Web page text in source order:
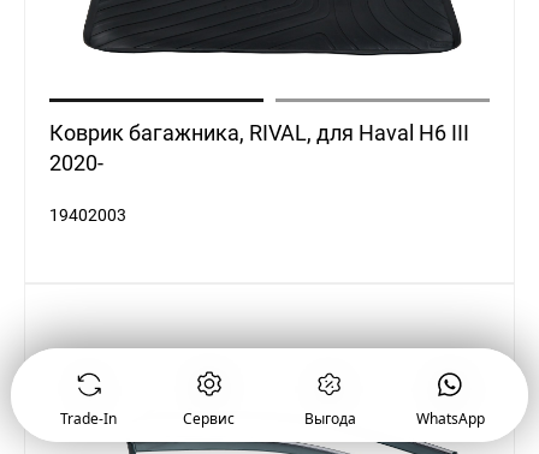
Коврик багажника, RIVAL, для Haval H6 III
2020-
19402003
Trade-In
Продать
автомобиль
Купить авто с
пробегом
Обменять
автомобиль
Купить
в кредит
Сервис Выгода
Узнать условия
WhatsApp